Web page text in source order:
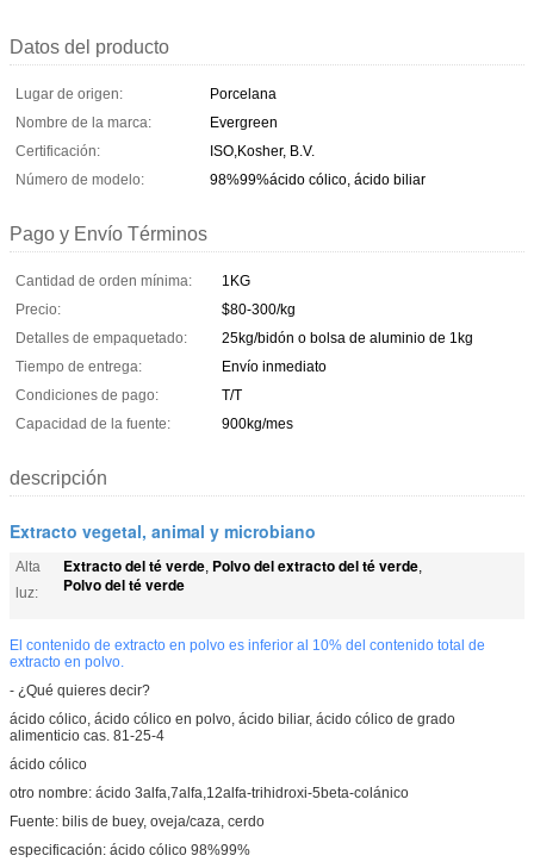
Datos del producto
Lugar de origen:
Porcelana
Nombre de la marca:
Evergreen
Certificación:
ISO,Kosher, B.V.
Número de modelo:
98%99%ácido cólico, ácido biliar
Pago y Envío Términos
Cantidad de orden mínima:
1KG
Precio:
$80-300/kg
Detalles de empaquetado:
25kg/bidón o bolsa de aluminio de 1kg
Tiempo de entrega:
Envío inmediato
Condiciones de pago:
T/T
Capacidad de la fuente:
900kg/mes
descripción
Extracto vegetal, animal y microbiano
Alta
luz:
Extracto del té verde, Polvo del extracto del té verde,
Polvo del té verde
El contenido de extracto en polvo es inferior al 10% del contenido total de
extracto en polvo.
- ¿Qué quieres decir?
ácido cólico, ácido cólico en polvo, ácido biliar, ácido cólico de grado
alimenticio cas. 81-25-4
ácido cólico
otro nombre: ácido 3alfa,7alfa,12alfa-trihidroxi-5beta-colánico
Fuente: bilis de buey, oveja/caza, cerdo
especificación: ácido cólico 98%99%